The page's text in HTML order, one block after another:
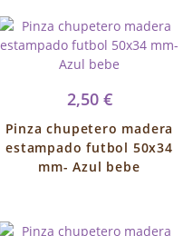
2,50 €
Pinza chupetero madera
estampado futbol 50x34
mm- Azul bebe